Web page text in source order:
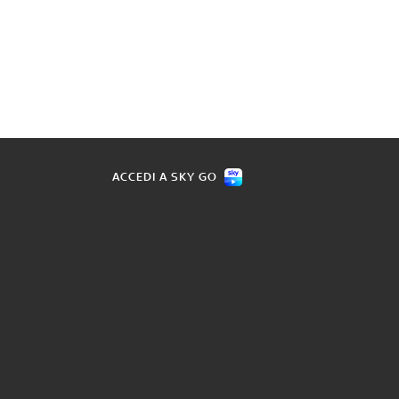
ACCEDI A SKY GO